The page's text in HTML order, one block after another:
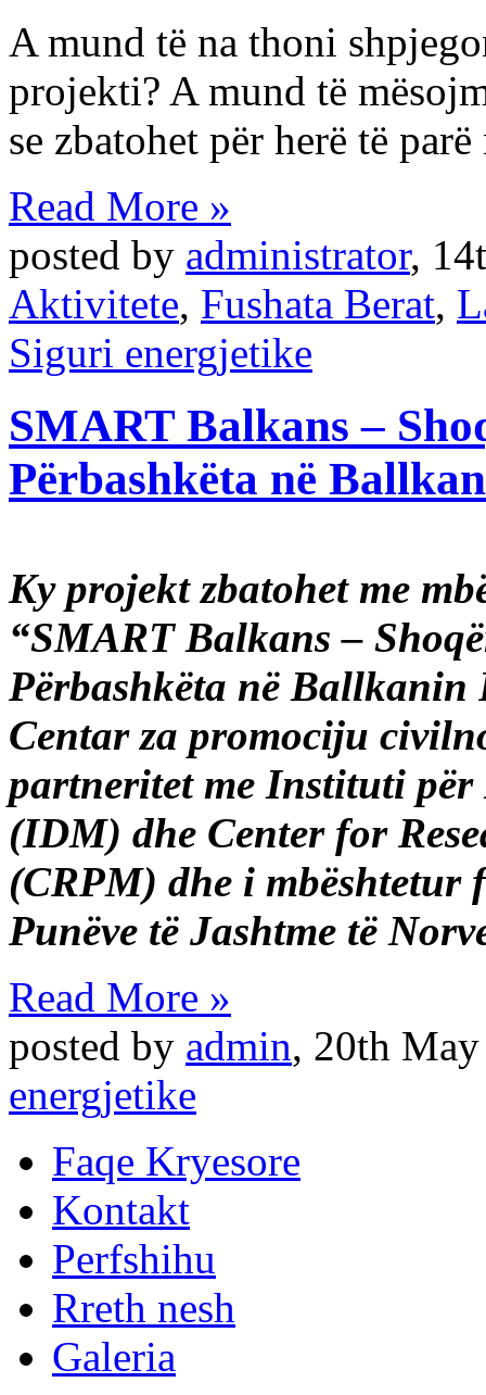
A mund të na thoni
projekti? A mund të
se zbatohet për herë të
Read More »
posted by administrator,
Aktivitete, Fushata Berat,
Siguri energjetike
SMART Balkans –
Përbashkëta në
Ky projekt zbatohet me
“SMART Balkans –
Përbashkëta në
Centar za promociju
partneritet me Instituti për
(IDM) dhe Center for
(CRPM) dhe i
Punëve të Jashtme të
Read More »
posted by admin, 20th
energjetike
Faqe Kryesore
Kontakt
Perfshihu
Rreth nesh
Galeria